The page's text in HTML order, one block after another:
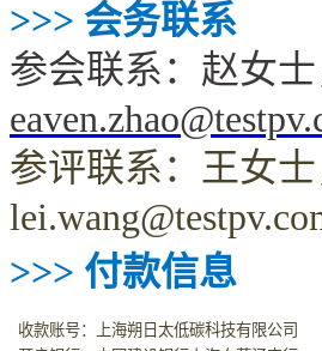
>>> 会务联系
参会联系：赵女士
参评联系：王女士
>>> 付款信息
收款账号：上海朔日太低碳科技有限公司